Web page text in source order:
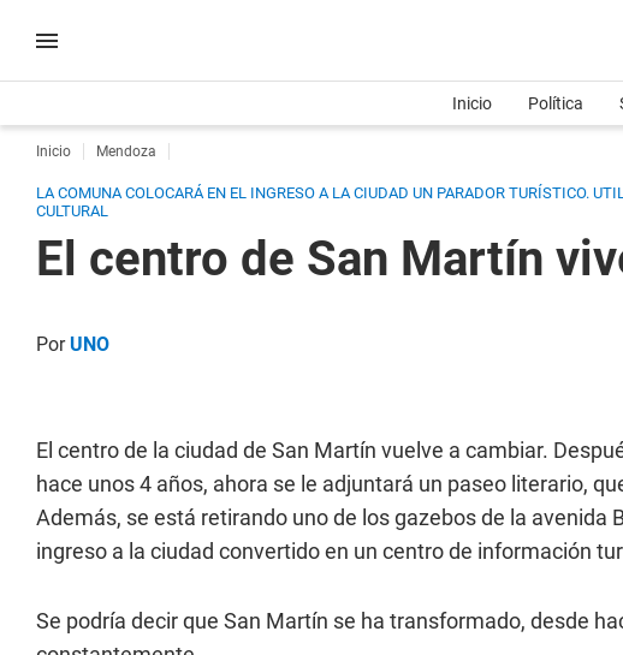
Inicio Política
Inicio Mendoza
LA COMUNA COLOCARÁ EN EL INGRESO A LA CIUDAD UN PARADOR TURÍSTICO.
CULTURAL
El centro de San Martín
PorUNO
El centro de la ciudad de San Martín vuelve a cambiar.
hace unos 4 años, ahora se le adjuntará un paseo literario,
Además, se está retirando uno de los gazebos de la avenida
ingreso a la ciudad convertido en un centro de información
Se podría decir que San Martín se ha transformado, desde